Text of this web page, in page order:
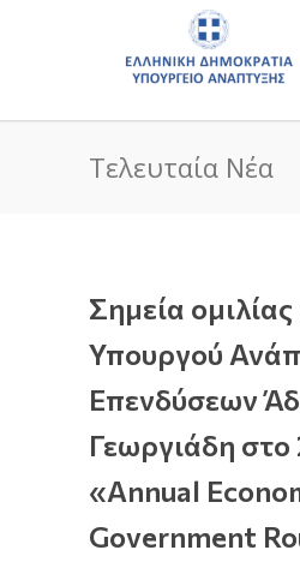
Τελευταία Νέα
Σημεία ομιλίας
Υπουργού
Επενδύσεων
Γεωργιάδη στο
«Annual
Government